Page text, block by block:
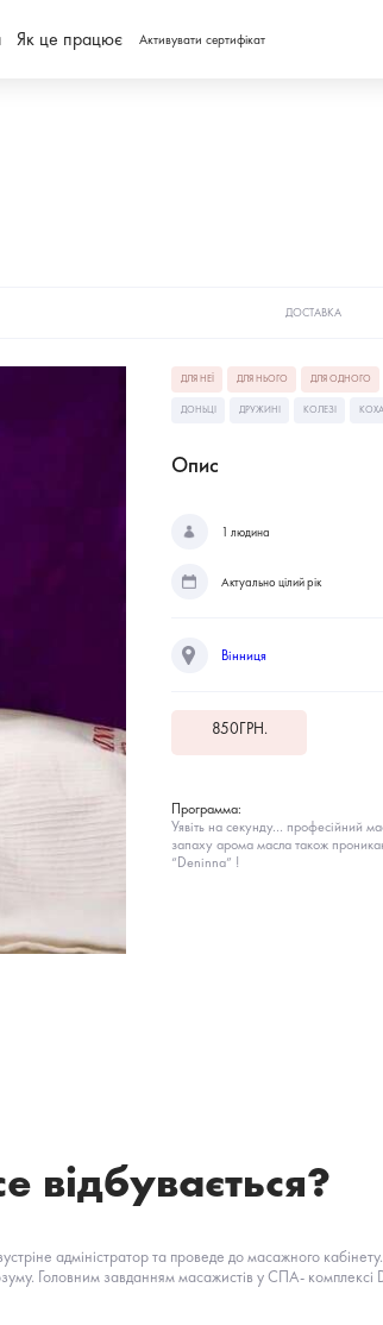
Як це працює Активувати сертифікат
ДОСТАВКА
ДЛЯ НЕЇ ДЛЯ НЬОГО ДЛЯ ОДНОГО
ДОНЬЦІ ДРУЖИНІ КОЛЕЗІ
Опис
1 людина
Актуально цілий рік
Вінниця
850ГРН.
Программа:
Уявіть на секунду… професійний
запаху арома масла також
“Deninna” !
відбувається?
адміністратор та проведе до масажного
Головним завданням масажистів у СПА-